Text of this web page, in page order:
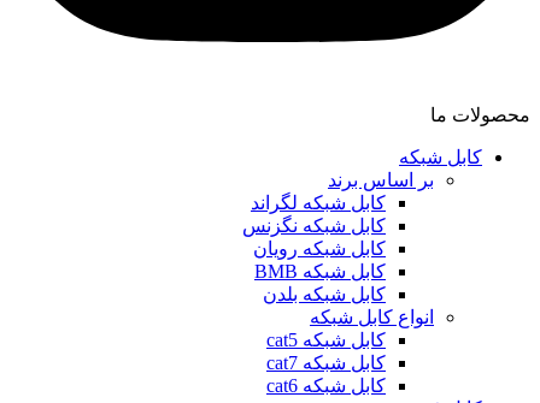
محصولات ما
کابل شبکه
بر اساس برند
کابل شبکه لگراند
کابل شبکه نگزنس
کابل شبکه رویان
کابل شبکه ‌BMB
کابل شبکه بلدن
انواع کابل شبکه
کابل شبکه cat5
کابل شبکه cat7
کابل شبکه cat6